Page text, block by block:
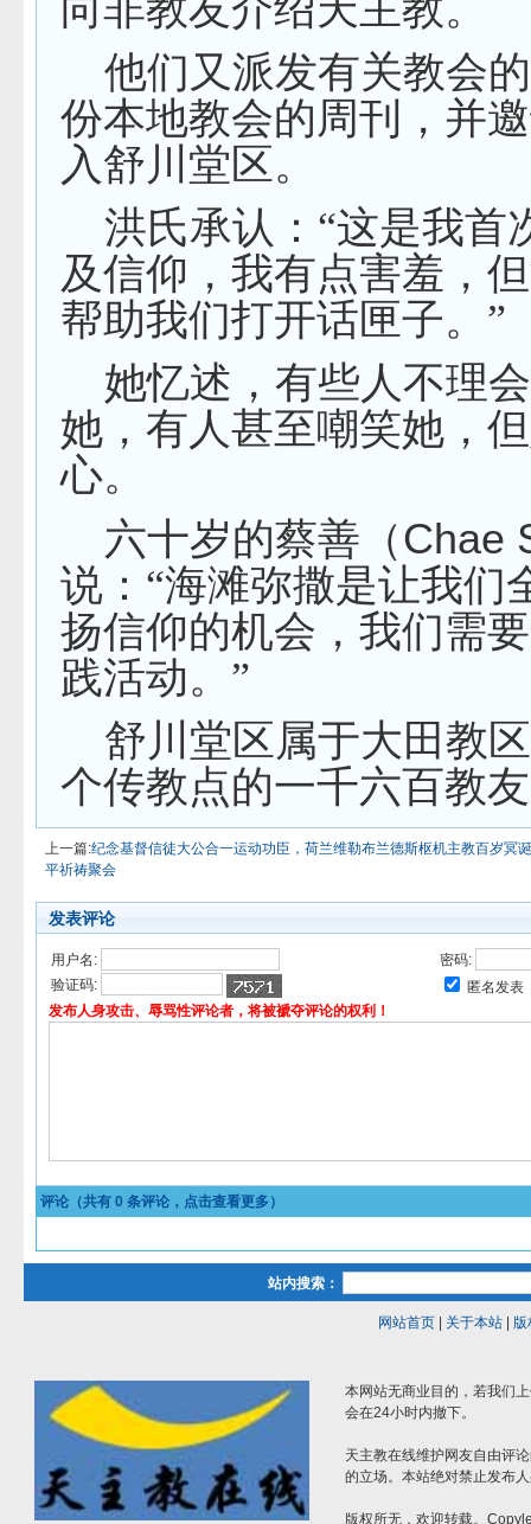
向非教友介绍天主教。
他们又派发有关教会
份本地教会的周刊，并
入舒川堂区。
洪氏承认：“这是我首
及信仰，我有点害羞，
帮助我们打开话匣子。”
她忆述，有些人不理
她，有人甚至嘲笑她，
心。
六十岁的蔡善（Chae
说：“海滩弥撒是让我们
扬信仰的机会，我们需
践活动。”
舒川堂区属于大田教
个传教点的一千六百教
上一篇:纪念基督信徒大公合一运动功臣，荷兰维勒布兰德斯枢机主教百岁冥诞
平祈祷聚会
发表评论
用户名:
密码:
验证码:
匿名发表
发布人身攻击、辱骂性评论者，将被褫夺评论的权利！
评论（共有 0 条评论，点击查看更多）
站内搜索：
网站首页| 关于本站| 版
本网站无商业目的，若我们
会在24小时内撤下。
天主教在线维护网友自由评
的立场。本站绝对禁止发布
版权所无，欢迎转载。